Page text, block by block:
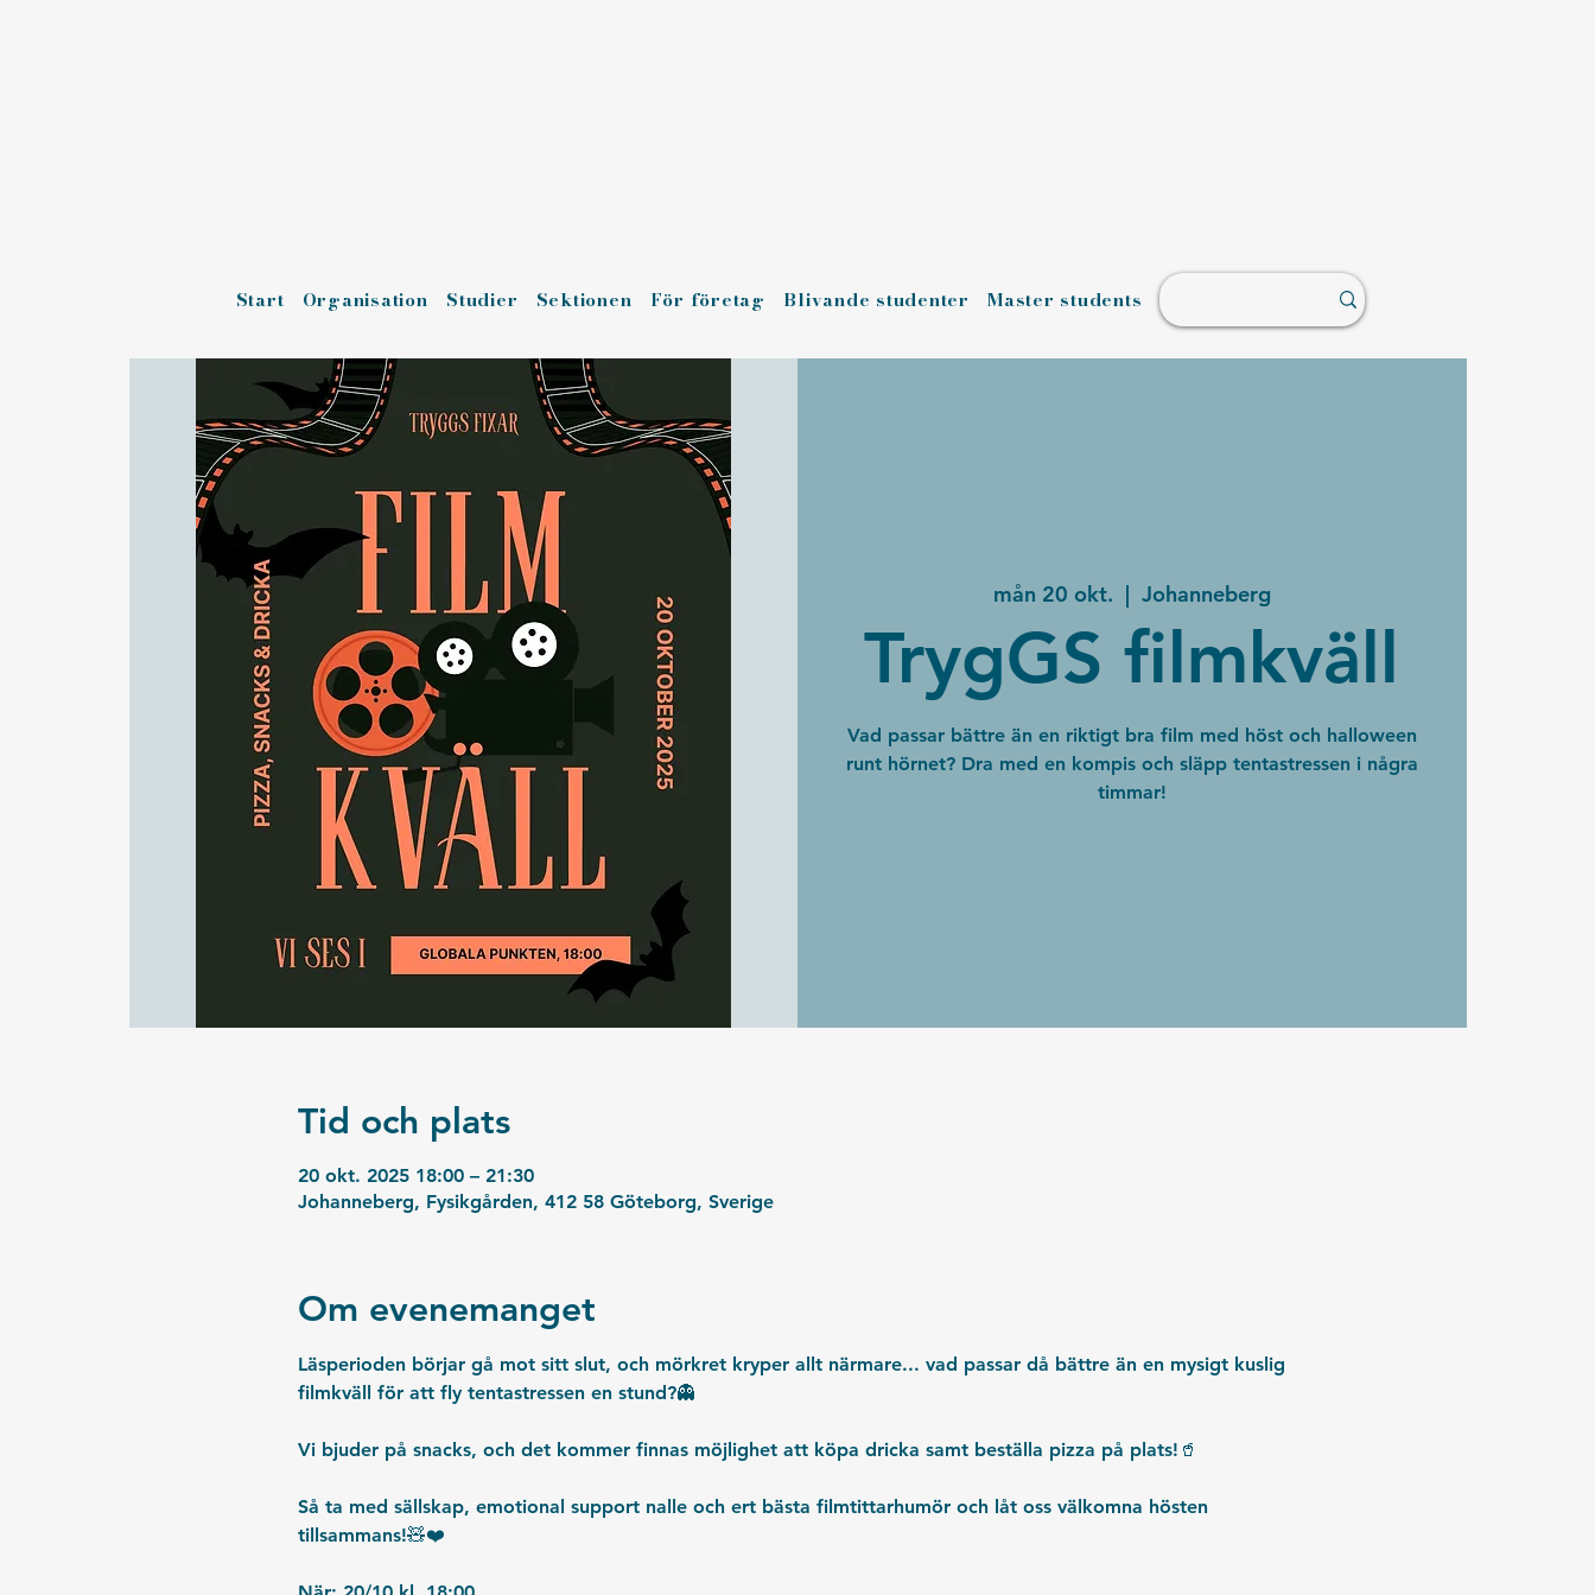
Start Organisation Studier Sektionen För företag Blivande studenter Master students
mån 20 okt.
  |
Johanneberg
TrygGS filmkväll
Vad passar bättre än en riktigt bra film med höst och halloween
runt hörnet? Dra med en kompis och släpp tentastressen i några
timmar!
Tid och plats
20 okt. 2025 18:00 – 21:30
Johanneberg, Fysikgården, 412 58 Göteborg, Sverige
Om evenemanget
Läsperioden börjar gå mot sitt slut, och mörkret kryper allt närmare... vad passar då bättre än en mysigt kuslig
filmkväll för att fly tentastressen en stund?👻
Vi bjuder på snacks, och det kommer finnas möjlighet att köpa dricka samt beställa pizza på plats!🥤
Så ta med sällskap, emotional support nalle och ert bästa filmtittarhumör och låt oss välkomna hösten
tillsammans!🧸❤️